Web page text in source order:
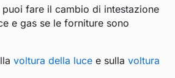
fare il cambio di intestazione
e gas se le forniture sono
voltura della luce e sulla voltura